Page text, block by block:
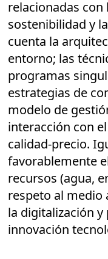
relacionadas con
sostenibilidad y
cuenta la
entorno; las
programas
estrategias de
modelo de
interacción con
calidad-precio.
favorablemente
recursos (agua,
respeto al medio
la digitalización
innovación